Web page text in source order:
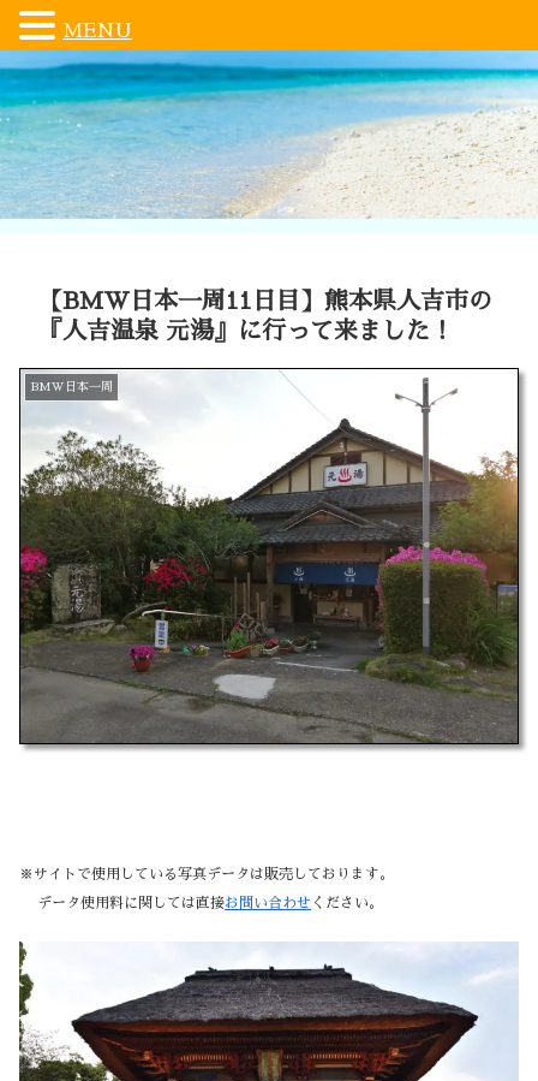
【BMW日本一周11日目】熊本県人吉市の
『人吉温泉 元湯』に行って来ました！
BMW日本一周
※サイトで使用している写真データは販売しております。
データ使用料に関しては直接お問い合わせ ください。
MENU